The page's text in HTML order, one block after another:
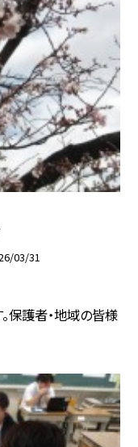
03/31
保護者・地域の皆様